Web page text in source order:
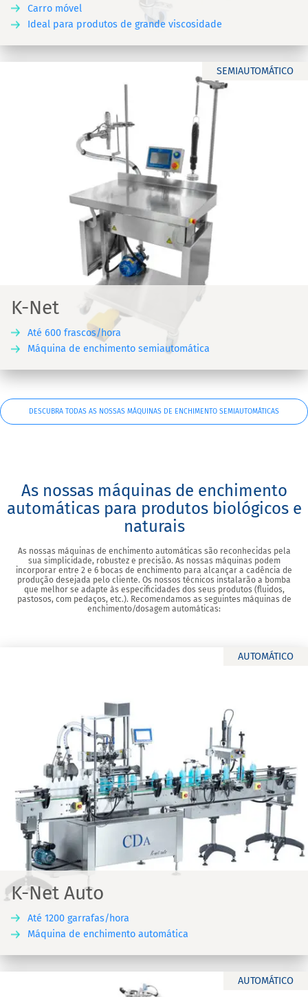
Carro móvel
Ideal para produtos de grande viscosidade
SEMIAUTOMÁTICO
K-Net
Até 600 frascos/hora
Máquina de enchimento semiautomática
DESCUBRA TODAS AS NOSSAS MÁQUINAS DE ENCHIMENTO SEMIAUTOMÁTICAS
As nossas máquinas de enchimento
automáticas para produtos biológicos e
naturais
As nossas máquinas de enchimento automáticas são reconhecidas pela
sua simplicidade, robustez e precisão. As nossas máquinas podem
incorporar entre 2 e 6 bocas de enchimento para alcançar a cadência de
produção desejada pelo cliente. Os nossos técnicos instalarão a bomba
que melhor se adapte às especificidades dos seus produtos (fluidos,
pastosos, com pedaços, etc.). Recomendamos as seguintes máquinas de
enchimento/dosagem automáticas:
AUTOMÁTICO
K-Net Auto
Até 1200 garrafas/hora
Máquina de enchimento automática
AUTOMÁTICO